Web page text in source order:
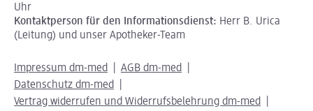
Uhr
Kontaktperson für den Informationsdienst: Herr B. Urica
(Leitung) und unser Apotheker-Team
Impressum dm-med
AGB dm-med
Datenschutz dm-med
Vertrag widerrufen und Widerrufsbelehrung dm-med